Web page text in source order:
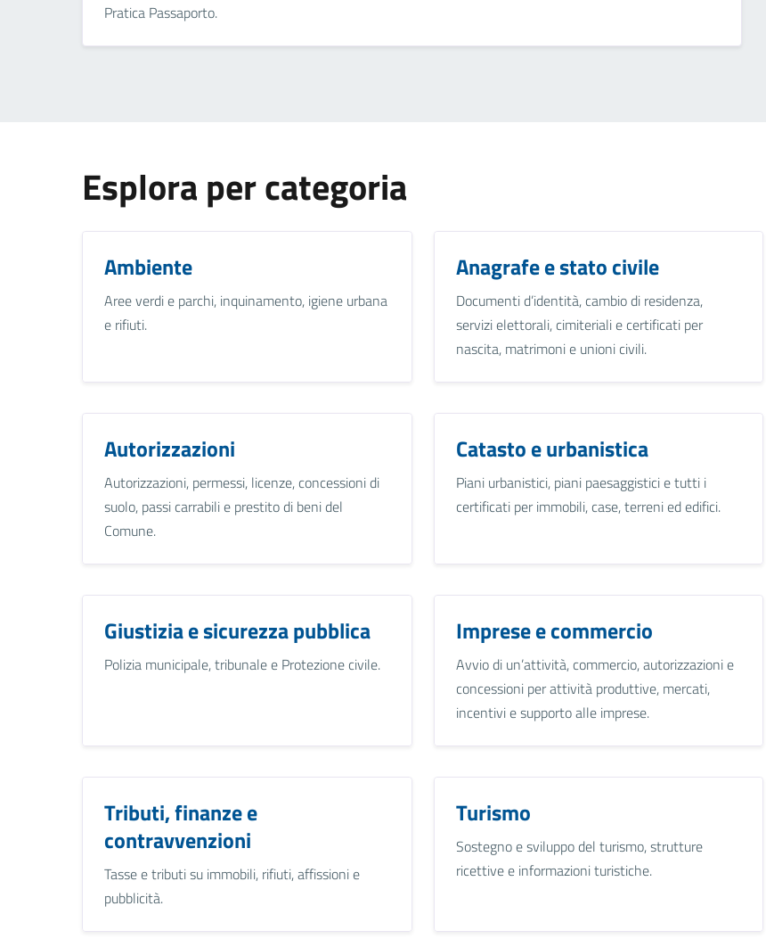
Pratica Passaporto.
Esplora per categoria
Ambiente
Aree verdi e parchi, inquinamento, igiene urbana
e rifiuti.
Anagrafe e stato civile
Documenti d’identità, cambio di residenza,
servizi elettorali, cimiteriali e certificati per
nascita, matrimoni e unioni civili.
Autorizzazioni
Autorizzazioni, permessi, licenze, concessioni di
suolo, passi carrabili e prestito di beni del
Comune.
Catasto e urbanistica
Piani urbanistici, piani paesaggistici e tutti i
certificati per immobili, case, terreni ed edifici.
Giustizia e sicurezza pubblica
Polizia municipale, tribunale e Protezione civile.
Imprese e commercio
Avvio di un’attività, commercio, autorizzazioni e
concessioni per attività produttive, mercati,
incentivi e supporto alle imprese.
Tributi, finanze e
contravvenzioni
Tasse e tributi su immobili, rifiuti, affissioni e
pubblicità.
Turismo
Sostegno e sviluppo del turismo, strutture
ricettive e informazioni turistiche.